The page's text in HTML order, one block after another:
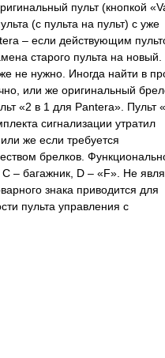
пульт (кнопкой
(с пульта на пульт) с уже
– если действующим
старого пульта на
не нужно. Иногда найти в
или же оригинальный
«2 в 1 для Pantera». Пульт
сигнализации утратил
же если требуется
брелков.
C – багажник, D – «F». Не
знака приводится для
пульта управления с